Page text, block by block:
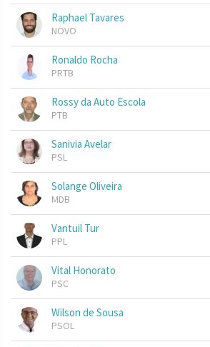
Raphael Tavares
NOVO
Ronaldo Rocha
PRTB
Rossy da Auto Escola
PTB
Sanivia Avelar
PSL
Solange Oliveira
MDB
Vantuil Tur
PPL
Vital Honorato
PSC
Wilson de Sousa
PSOL